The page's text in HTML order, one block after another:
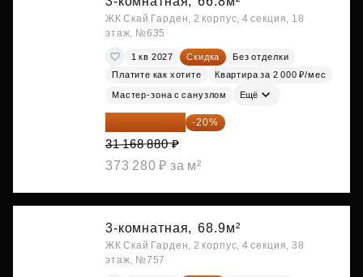
ЖК Скай Гарден, 2 корпус, 4 секция, 18
этаж, №635
1 кв 2027 Скидка
Без отделки
Платите как хотите
Квартира за 2 000 ₽/мес
Мастер-зона с санузлом Ещё
24 935 104 ₽ -20%
31 168 880 ₽
373 280 ₽ за м²
3-комнатная, 68.9м²
ЖК Скай Гарден, 2 корпус, 4 секция, 38
этаж, №757